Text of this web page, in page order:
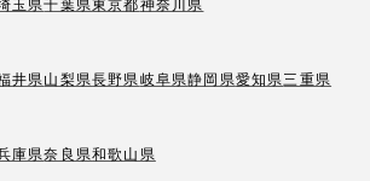
井県山梨県長野県岐阜県静岡県愛知県三重県
庫県奈良県和歌山県